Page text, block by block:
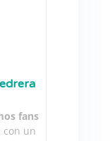
fans
con un